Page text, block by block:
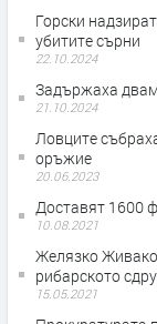
Горски
убитите сърни
22.10.2024
Задържаха
21.10.2024
Ловците
оръжие
20.06.2023
Доставят 1600
10.08.2021
Желязко
рибарското
15.05.2021